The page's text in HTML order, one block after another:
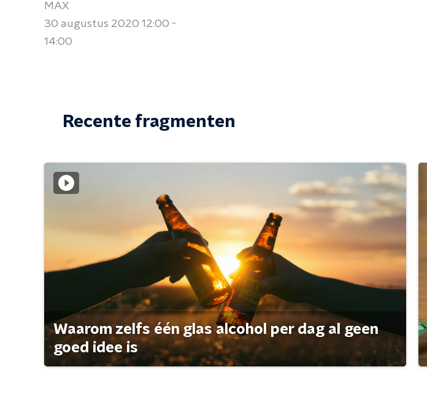
MAX
30 augustus 2020 12:00 -
14:00
Recente fragmenten
Waarom zelfs één glas alcohol per dag al geen
goed idee is